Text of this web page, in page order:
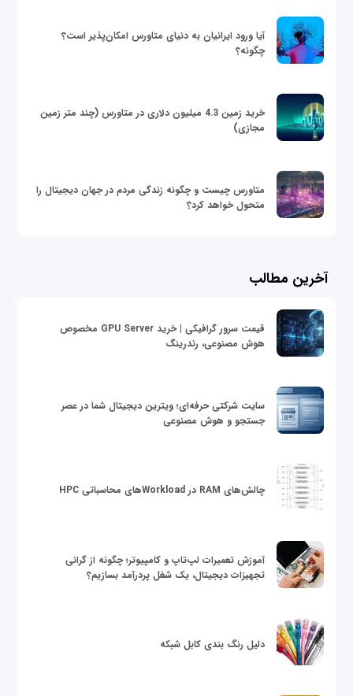
آیا ورود ایرانیان به دنیای متاورس امکان‌پذیر است؟
چگونه؟
خرید زمین 4.3 میلیون دلاری در متاورس (چند متر زمین
مجازی)
متاورس چیست و چگونه زندگی مردم در جهان دیجیتال را
متحول خواهد کرد؟
آخرین مطالب
قیمت سرور گرافیکی | خرید GPU Server مخصوص
هوش مصنوعی، رندرینگ
سایت شرکتی حرفه‌ای؛ ویترین دیجیتال شما در عصر
جستجو و هوش مصنوعی
چالش‌های RAM در Workloadهای محاسباتی HPC
آموزش تعمیرات لپ‌تاپ و کامپیوتر؛ چگونه از گرانی
تجهیزات دیجیتال، یک شغل پردرآمد بسازیم؟
دلیل رنگ بندی کابل شبکه